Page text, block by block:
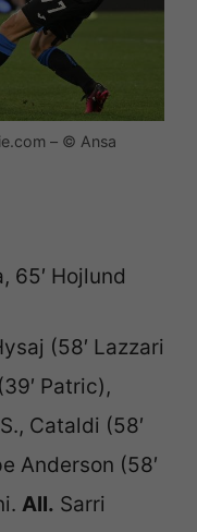
– © Ansa
65′ Hojlund
(58′ Lazzari
Patric),
Cataldi (58′
Anderson (58′
All. Sarri